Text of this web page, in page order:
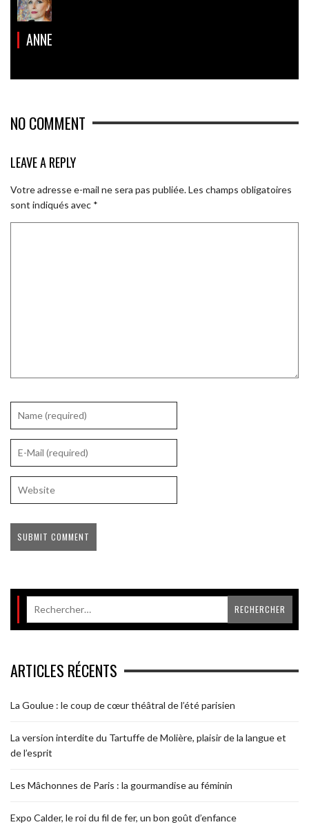
ANNE
NO COMMENT
LEAVE A REPLY
Votre adresse e-mail ne sera pas publiée.Les champs obligatoires
sont indiqués avec *
ARTICLES RÉCENTS
La Goulue : le coup de cœur théâtral de l’été parisien
La version interdite du Tartuffe de Molière, plaisir de la langue et
de l’esprit
Les Mâchonnes de Paris : la gourmandise au féminin
Expo Calder, le roi du fil de fer, un bon goût d’enfance